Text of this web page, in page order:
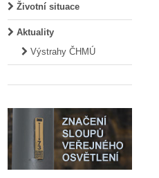
Životní situace
Aktuality
Výstrahy ČHMÚ